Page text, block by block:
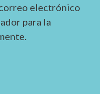
electrónico
para la